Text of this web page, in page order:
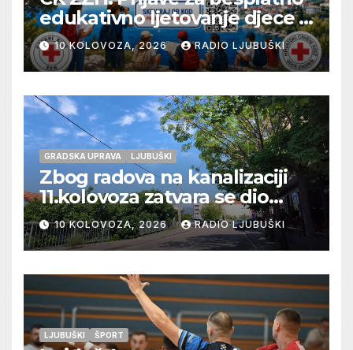
edukativno ljetovanje djece u
Novom Vinodolskom
10 KOLOVOZA, 2026 RADIO LJUBUŠKI
GRADSKA UPRAVA LJUBUŠKI
Zbog radova na kanalizaciji
11.kolovoza zatvara se dio
ulice Petra Barbarića
10 KOLOVOZA, 2026 RADIO LJUBUŠKI
LJUBUŠKI ŠPORT